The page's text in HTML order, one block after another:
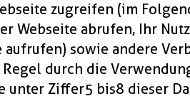
zugreifen (im
Webseite abrufen, Ihr
aufrufen) sowie andere
durch die
unter Ziffer 5 bis 8 dieser